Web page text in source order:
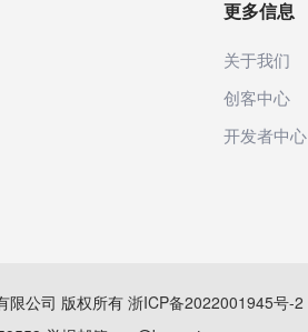
更多信息
关于我们
创客中心
开发者中心
限公司 版权所有 浙ICP备2022001945号-2